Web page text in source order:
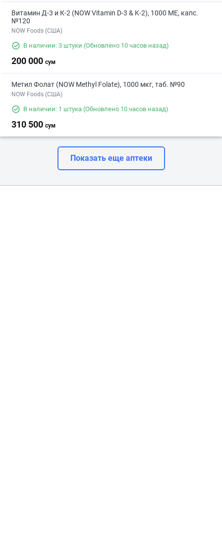
Витамин Д-3 и К-2 (NOW Vitamin D-3 & K-2), 1000 МЕ, капс.
№120
NOW Foods (США)
В наличии: 3 штуки (Обновлено 10 часов назад)
200 000 сум
Метил Фолат (NOW Methyl Folate), 1000 мкг, таб. №90
NOW Foods (США)
В наличии: 1 штука (Обновлено 10 часов назад)
310 500 сум
Показать еще аптеки